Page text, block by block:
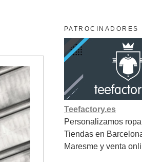
PATROCINADORES
Teefactory.es
Personalizamos
Tiendas en
Maresme y venta